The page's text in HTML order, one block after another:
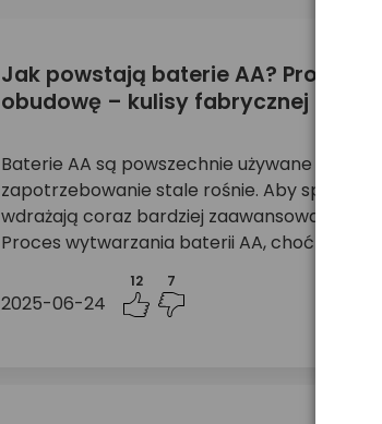
Jak powstają baterie AA? Proces
obudowę – kulisy fabrycznej
Baterie AA są powszechnie używane w
zapotrzebowanie stale rośnie. Aby
wdrażają coraz bardziej zaawansowane,
Proces wytwarzania baterii AA, choć z
2025-06-24
12 7